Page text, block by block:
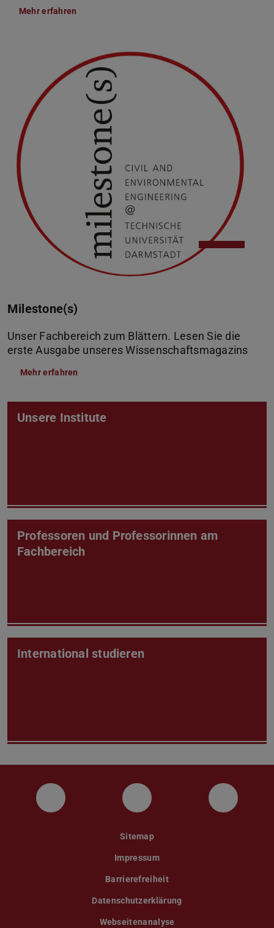
Mehr erfahren
Milestone(s)
Unser Fachbereich zum Blättern. Lesen Sie die
erste Ausgabe unseres Wissenschaftsmagazins
Mehr erfahren
Unsere Institute
Professoren und Professorinnen am
Fachbereich
International studieren
Instagram YouTube
Sitemap
Impressum
Barrierefreiheit
Datenschutzerklärung
Webseitenanalyse